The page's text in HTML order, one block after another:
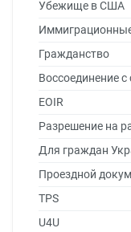
Убежище в США
Гражданство
Воссоединение с
EOIR
Разрешение на
Для граждан
Проездной
TPS
U4U